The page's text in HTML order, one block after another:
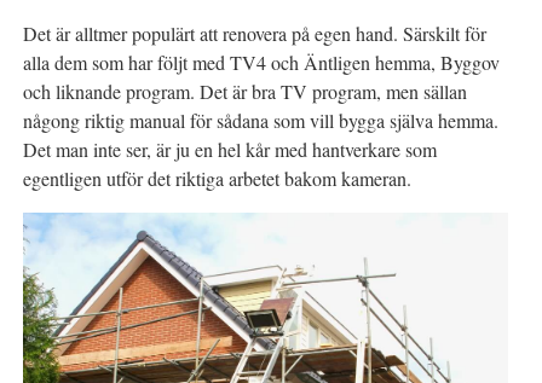
Det är alltmer populärt att renovera på egen hand. Särskilt för
alla dem som har följt med TV4 och Äntligen hemma, Byggov
och liknande program. Det är bra TV program, men sällan
någong riktig manual för sådana som vill bygga själva hemma.
Det man inte ser, är ju en hel kår med hantverkare som
egentligen utför det riktiga arbetet bakom kameran.